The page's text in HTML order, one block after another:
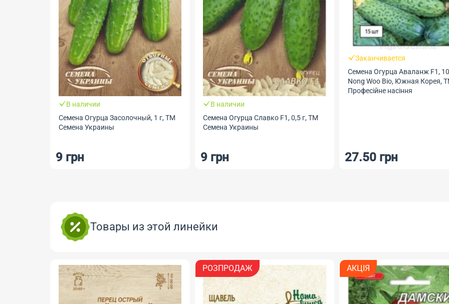
В наличии
Семена Огурца Засолочный, 1 г, ТМ
Семена Украины
9 грн
В наличии
Семена Огурца Славко F1, 0,5 г, ТМ
Семена Украины
9 грн
Заканчивается
Семена Огурца Аваланж F1,
Nong Woo Bio, Южная Корея,
Професійне насіння
27.50 грн
Товары из этой линейки
РОЗПРОДАЖ АКЦІЯ